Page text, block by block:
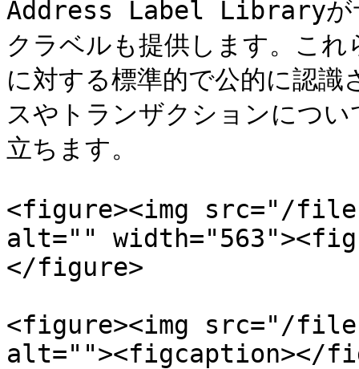
Address Label Libraryがサ
クラベルも提供します。こ
に対する標準的で公的に認
スやトランザクションにつ
立ちます。
<figure><img src="/files/
alt=""
</figure>
<figure><img src="/files/
alt=""><figcaption></